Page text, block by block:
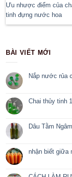
triển.
như mẫu mã sản
nghiệp sản xuất
trong khu vực và
được dùng làm
những vật dụng
linh, đẹp mắt…